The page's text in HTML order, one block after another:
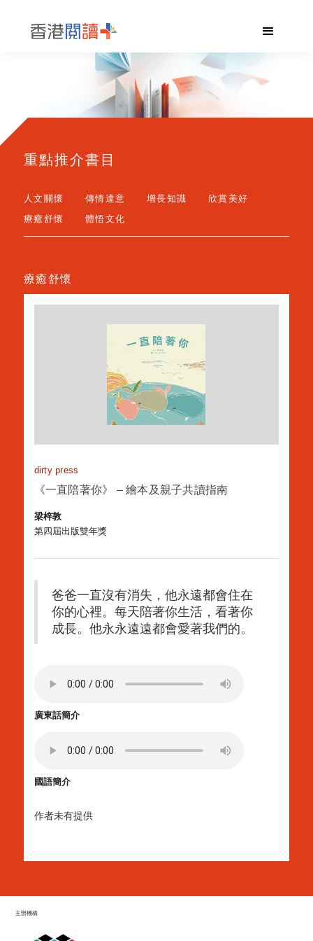
重點推介書目
人文關懷 傳情達意 增長知識
欣賞美好
療癒舒懷
體悟文化
療癒舒懷
dirty press
《一直陪著你》 – 繪本及親子共讀指南
梁梓敦
第四屆出版雙年獎
爸爸一直沒有消失，他永遠都會住在
你的心裡。每天陪著你生活，看著你
成長。他永永遠遠都會愛著我們的。
廣東話簡介
國語簡介
作者未有提供
主辦機構